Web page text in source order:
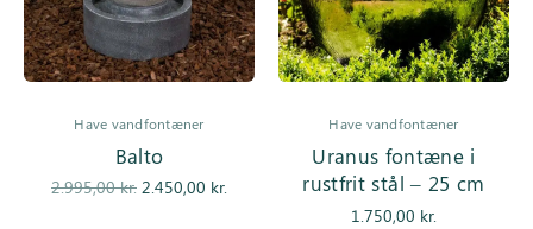
Have vandfontæner
Balto
2.995,00kr.
Den
2.450,00 kr.
Have vandfontæner
Uranus fontæne i
rustfrit stål – 25 cm
1.750,00 kr.